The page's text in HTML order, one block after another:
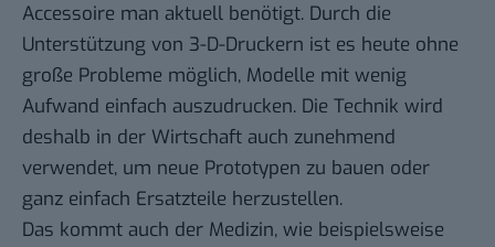
Accessoire man aktuell benötigt. Durch die
Unterstützung von 3-D-Druckern ist es heute ohne
große Probleme möglich, Modelle mit wenig
Aufwand einfach auszudrucken. Die Technik wird
deshalb in der Wirtschaft auch zunehmend
verwendet, um neue Prototypen zu bauen oder
ganz einfach Ersatzteile herzustellen.
Das kommt auch der Medizin, wie beispielsweise